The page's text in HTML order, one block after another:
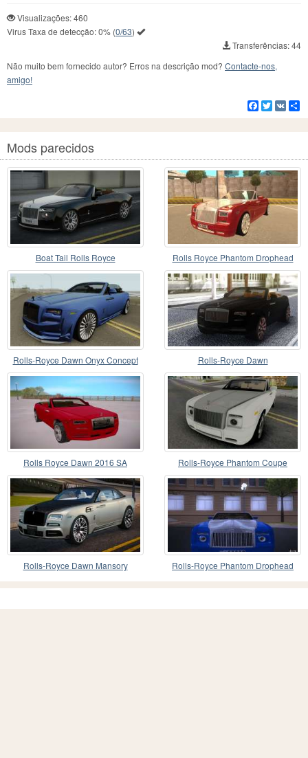
Visualizações: 460
Virus Taxa de detecção:0% (0/63)
Transferências: 44
Não muito bem fornecido autor? Erros na descrição mod? Contacte-nos,
amigo!
Facebook
Twitter
VK
Mods parecidos
Boat Tail Rolls Royce
Rolls Royce Phantom Drophead
Coupe 2013
Rolls-Royce Dawn Onyx Concept
2016 IVF
Rolls-Royce Dawn
Rolls Royce Dawn 2016 SA
StyledLow Poly
Rolls-Royce Phantom Coupe
Rolls-Royce Dawn Mansory
Rolls-Royce Phantom Drophead